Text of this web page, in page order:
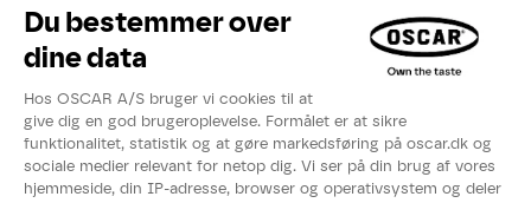
Inspirationer
Videoer
Kataloger
Om OSCAR®
Nyheder